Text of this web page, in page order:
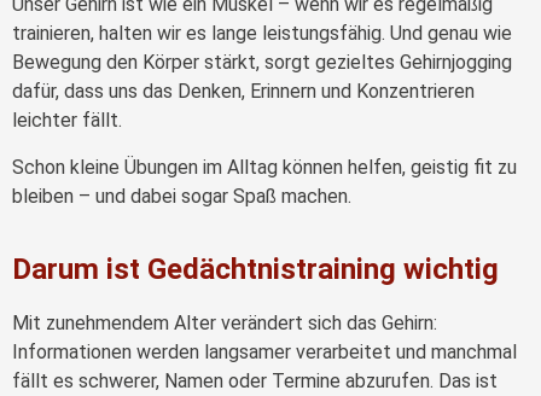
trainieren, halten wir es lange leistungsfähig. Und genau wie
Bewegung den Körper stärkt, sorgt gezieltes Gehirnjogging
dafür, dass uns das Denken, Erinnern und Konzentrieren
leichter fällt.
Schon kleine Übungen im Alltag können helfen, geistig fit zu
bleiben – und dabei sogar Spaß machen.
Darum ist Gedächtnistraining wichtig
Mit zunehmendem Alter verändert sich das Gehirn:
Informationen werden langsamer verarbeitet und manchmal
fällt es schwerer, Namen oder Termine abzurufen. Das ist